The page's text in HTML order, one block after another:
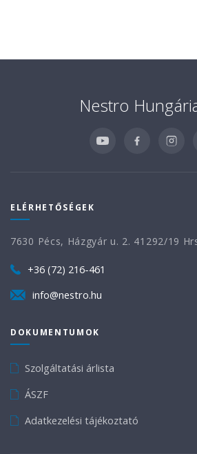
Nestro
ELÉRHETŐSÉGEK
7630 Pécs, Házgyár u. 2. 41292/19
+36 (72) 216-461
info@nestro.hu
DOKUMENTUMOK
Szolgáltatási árlista
ÁSZF
Adatkezelési tájékoztató